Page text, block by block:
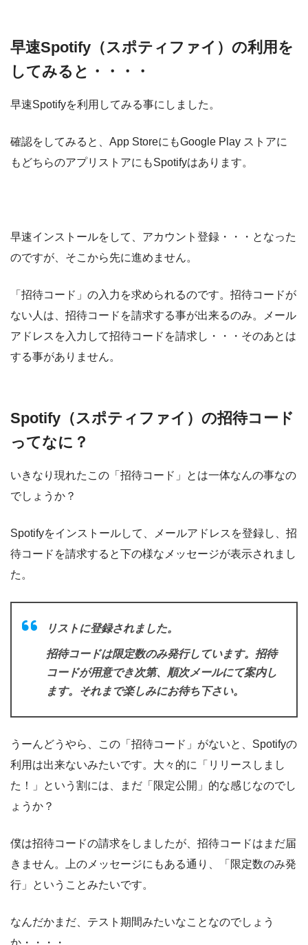
早速Spotify（スポティファイ）の利用を
してみると・・・・
早速Spotifyを利用してみる事にしました。
確認をしてみると、App StoreにもGoogle Play ストアに
もどちらのアプリストアにもSpotifyはあります。
早速インストールをして、アカウント登録・・・となった
のですが、そこから先に進めません。
「招待コード」の入力を求められるのです。招待コードが
ない人は、招待コードを請求する事が出来るのみ。メール
アドレスを入力して招待コードを請求し・・・そのあとは
する事がありません。
Spotify（スポティファイ）の招待コード
ってなに？
いきなり現れたこの「招待コード」とは一体なんの事なの
でしょうか？
Spotifyをインストールして、メールアドレスを登録し、招
待コードを請求すると下の様なメッセージが表示されまし
た。
リストに登録されました。
招待コードは限定数のみ発行しています。招待
コードが用意でき次第、順次メールにて案内し
ます。それまで楽しみにお待ち下さい。
うーんどうやら、この「招待コード」がないと、Spotifyの
利用は出来ないみたいです。大々的に「リリースしまし
た！」という割には、まだ「限定公開」的な感じなのでし
ょうか？
僕は招待コードの請求をしましたが、招待コードはまだ届
きません。上のメッセージにもある通り、「限定数のみ発
行」ということみたいです。
なんだかまだ、テスト期間みたいなことなのでしょう
か・・・・。